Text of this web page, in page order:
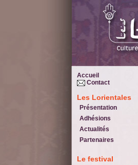
Accueil
Contact
Les Lorientales
Présentation
Adhésions
Actualités
Partenaires
Le festival